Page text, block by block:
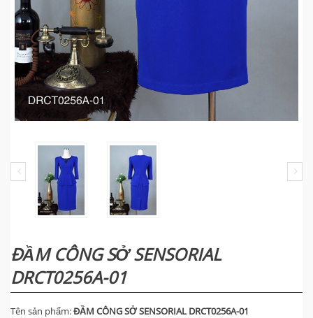
ĐẦM CÔNG SỞ SENSORIAL
DRCT0256A-01
Tên sản phẩm:ĐẦM CÔNG SỞ SENSORIAL DRCT0256A-01